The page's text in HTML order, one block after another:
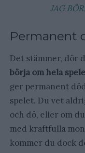
JAG
Permanent
Det stämmer, dör
börja om hela
ger permanent
spelet. Du vet
och dö, eller om
med kraftfulla
kommer du dock